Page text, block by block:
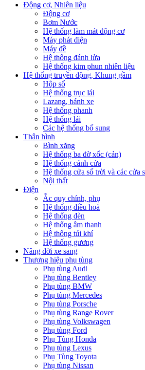
Động cơ, Nhiên liệu
Động cơ
Bơm Nước
Hệ thống làm mát động cơ
Máy phát điện
Máy đề
Hệ thống đánh lửa
Hệ thống kim phun nhiên liệu
Hệ thống truyền động, Khung gầm
Hộp số
Hệ thống trục lái
Lazang, bánh xe
Hệ thống phanh
Hệ thống lái
Các hệ thống bổ sung
Thân hình
Bình xăng
Hệ thống ba đờ xốc (cản)
Hệ thống cánh cửa
Hệ thống cửa sổ trời và các cửa
Nội thất
Điện
Ắc quy chính, phụ
Hệ thống điều hoà
Hệ thống đèn
Hệ thống âm thanh
Hệ thống túi khí
Hệ thống gương
Nâng đời xe sang
Thương hiệu phụ tùng
Phụ tùng Audi
Phụ tùng Bentley
Phụ tùng BMW
Phụ tùng Mercedes
Phụ tùng Porsche
Phụ tùng Range Rover
Phụ tùng Volkswagen
Phụ tùng Ford
Phụ Tùng Honda
Phụ tùng Lexus
Phụ Tùng Toyota
Phụ tùng Nissan